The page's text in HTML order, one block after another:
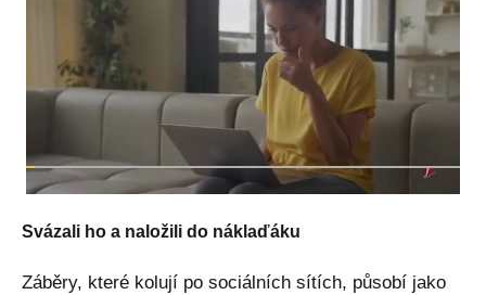
Svázali ho a naložili do náklaďáku
Záběry, které kolují po sociálních sítích, působí jako